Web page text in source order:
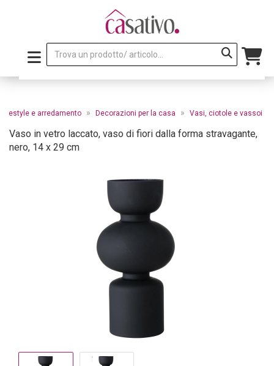
Lifestyle e arredamento » Decorazioni per la casa » Vasi, ciotole e vassoi
Vaso in vetro laccato, vaso di fiori dalla forma stravagante,
nero, 14 x 29 cm